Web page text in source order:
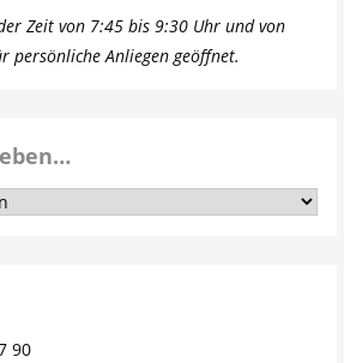
Zeit von 7:45 bis 9:30 Uhr und von
persönliche Anliegen geöffnet.
90